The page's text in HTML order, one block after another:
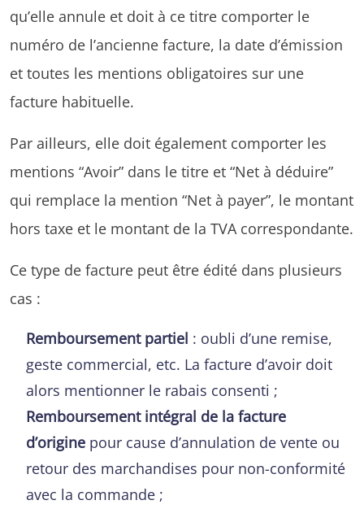
qu’elle annule et doit à ce titre comporter le
numéro de l’ancienne facture, la date d’émission
et toutes les mentions obligatoires sur une
facture habituelle.
Par ailleurs, elle doit également comporter les
mentions “Avoir” dans le titre et “Net à déduire”
qui remplace la mention “Net à payer”, le montant
hors taxe et le montant de la TVA correspondante.
Ce type de facture peut être édité dans plusieurs
cas :
Remboursement partiel : oubli d’une remise,
geste commercial, etc. La facture d’avoir doit
alors mentionner le rabais consenti ;
Remboursement intégral de la facture
d’origine pour cause d’annulation de vente ou
retour des marchandises pour non-conformité
avec la commande ;